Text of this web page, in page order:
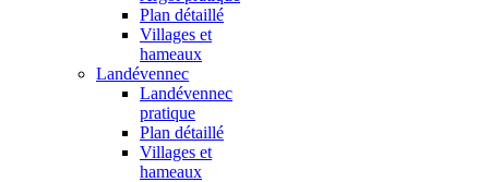
Plan détaillé
Villages et
hameaux
Landévennec
Landévennec
pratique
Plan détaillé
Villages et
hameaux